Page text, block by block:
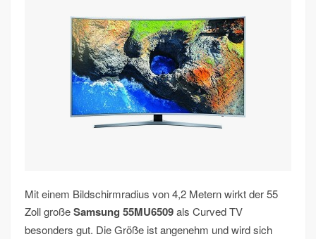
Mit einem Bildschirmradius von 4,2 Metern wirkt der 55
Zoll großeSamsung 55MU6509als Curved TV
besonders gut. Die Größe ist angenehm und wird sich